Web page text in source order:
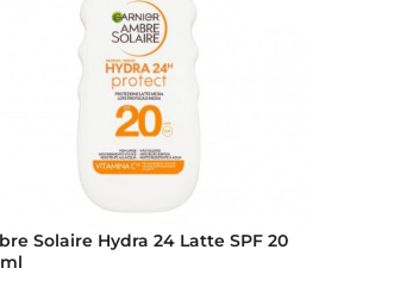
Solaire Hydra 24 Latte SPF 20